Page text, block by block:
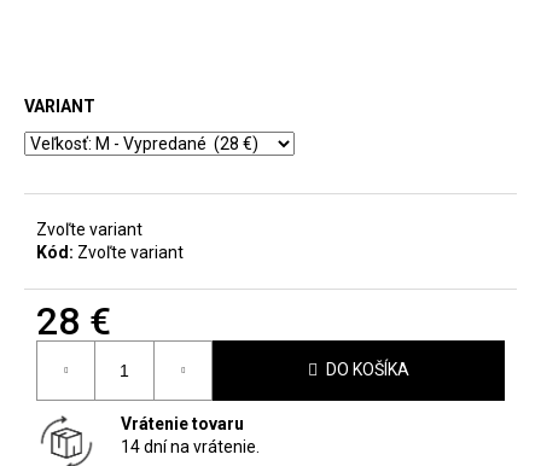
VARIANT
Zvoľte variant
Kód: Zvoľte variant
28 €
cena:
DO KOŠÍKA
Vrátenie tovaru
14 dní na vrátenie.